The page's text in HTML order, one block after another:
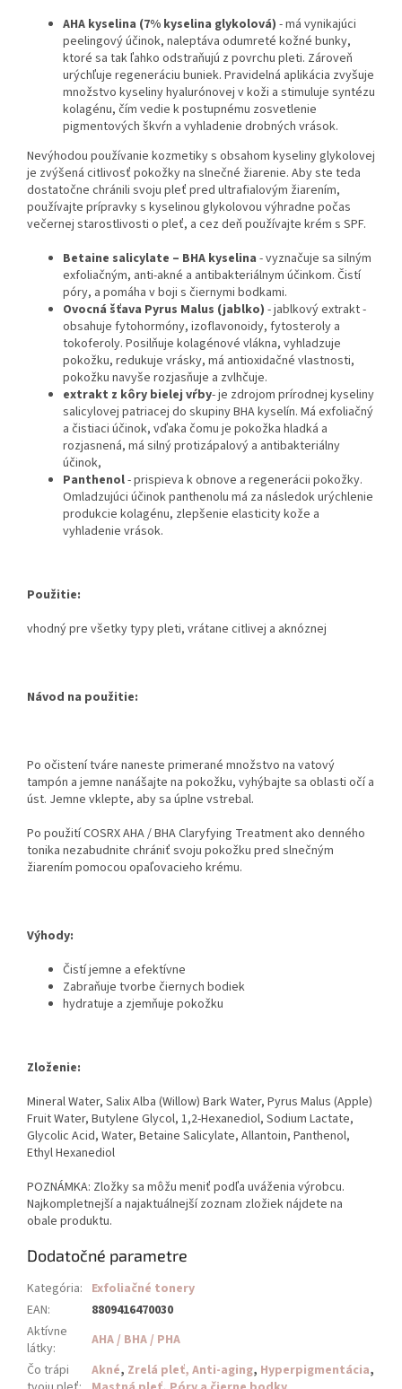
AHA kyselina (7% kyselina glykolová) - má vynikajúci
peelingový účinok, naleptáva odumreté kožné bunky,
ktoré sa tak ľahko odstraňujú z povrchu pleti. Zároveň
urýchľuje regeneráciu buniek. Pravidelná aplikácia zvyšuje
množstvo kyseliny hyalurónovej v koži a stimuluje syntézu
kolagénu, čím vedie k postupnému zosvetlenie
pigmentových škvŕn a vyhladenie drobných vrások.
Nevýhodou používanie kozmetiky s obsahom kyseliny glykolovej
je zvýšená citlivosť pokožky na slnečné žiarenie. Aby ste teda
dostatočne chránili svoju pleť pred ultrafialovým žiarením,
používajte prípravky s kyselinou glykolovou výhradne počas
večernej starostlivosti o pleť, a cez deň používajte krém s SPF.
Betaine salicylate – BHA kyselina - vyznačuje sa silným
exfoliačným, anti-akné a antibakteriálnym účinkom. Čistí
póry, a pomáha v boji s čiernymi bodkami.
Ovocná šťava Pyrus Malus (jablko) - jablkový extrakt -
obsahuje fytohormóny, izoflavonoidy, fytosteroly a
tokoferoly. Posilňuje kolagénové vlákna, vyhladzuje
pokožku, redukuje vrásky, má antioxidačné vlastnosti,
pokožku navyše rozjasňuje a zvlhčuje.
extrakt z kôry bielej vŕby- je zdrojom prírodnej kyseliny
salicylovej patriacej do skupiny BHA kyselín. Má exfoliačný
a čistiaci účinok, vďaka čomu je pokožka hladká a
rozjasnená, má silný protizápalový a antibakteriálny
účinok,
Panthenol- prispieva k obnove a regenerácii pokožky.
Omladzujúci účinok panthenolu má za následok urýchlenie
produkcie kolagénu, zlepšenie elasticity kože a
vyhladenie vrások.
Použitie:
vhodný pre všetky typy pleti, vrátane citlivej a aknóznej
Návod na použitie:
Po očistení tváre naneste primerané množstvo na vatový
tampón a jemne nanášajte na pokožku, vyhýbajte sa oblasti očí a
úst. Jemne vklepte, aby sa úplne vstrebal.
Po použití COSRX AHA / BHA Claryfying Treatment ako denného
tonika nezabudnite chrániť svoju pokožku pred slnečným
žiarením pomocou opaľovacieho krému.
Výhody:
Čistí jemne a efektívne
Zabraňuje tvorbe čiernych bodiek
hydratuje a zjemňuje pokožku
Zloženie:
Mineral Water, Salix Alba (Willow) Bark Water, Pyrus Malus (Apple)
Fruit Water, Butylene Glycol, 1,2-Hexanediol, Sodium Lactate,
Glycolic Acid, Water, Betaine Salicylate, Allantoin, Panthenol,
Ethyl Hexanediol
POZNÁMKA: Zložky sa môžu meniť podľa uváženia výrobcu.
Najkompletnejší a najaktuálnejší zoznam zložiek nájdete na
obale produktu.
Dodatočné parametre
Kategória: Exfoliačné tonery
EAN:
8809416470030
Aktívne
látky:
AHA / BHA / PHA
Čo trápi
Akné, Zrelá pleť, Anti-aging, Hyperpigmentácia,